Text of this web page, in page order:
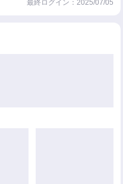
最終ログイン：2025/07/05